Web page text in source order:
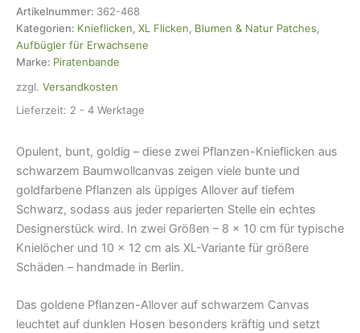
gold,
2
Größen
-
opulent
Menge
Artikelnummer: 362-468
Kategorien: Knieflicken, XL Flicken, Blumen & Natur Patches,
Aufbügler für Erwachsene
Marke: Piratenbande
zzgl. Versandkosten
Lieferzeit: 2 - 4 Werktage
Opulent, bunt, goldig – diese zwei Pflanzen-Knieflicken aus
schwarzem Baumwollcanvas zeigen viele bunte und
goldfarbene Pflanzen als üppiges Allover auf tiefem
Schwarz, sodass aus jeder reparierten Stelle ein echtes
Designerstück wird. In zwei Größen – 8 × 10 cm für typische
Knielöcher und 10 × 12 cm als XL-Variante für größere
Schäden – handmade in Berlin.
Das goldene Pflanzen-Allover auf schwarzem Canvas
leuchtet auf dunklen Hosen besonders kräftig und setzt